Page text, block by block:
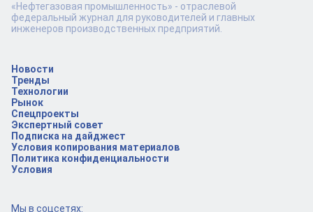
Новости
Тренды
Технологии
Рынок
Спецпроекты
Экспертный совет
Подписка на дайджест
Условия копирования материалов
Политика конфиденциальности
Условия
Мы в соцсетях:
«Нефтегазовая промышленность» - отраслевой
федеральный журнал для руководителей и главных
инженеров производственных предприятий.